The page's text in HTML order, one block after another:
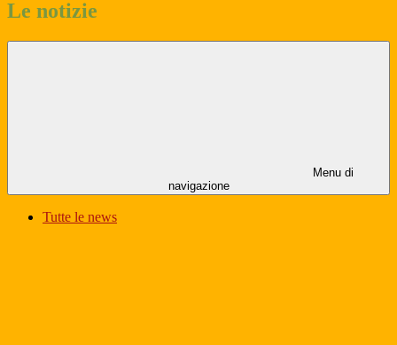
Le notizie
Menu di
navigazione
Tutte le news